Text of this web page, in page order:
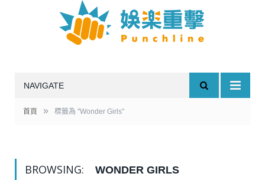
NAVIGATE
首頁 » 標籤為 "Wonder Girls"
BROWSING: WONDER GIRLS